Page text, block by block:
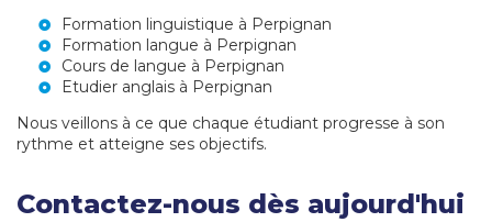
Formation linguistique à Perpignan
Formation langue à Perpignan
Cours de langue à Perpignan
Etudier anglais à Perpignan
Nous veillons à ce que chaque étudiant progresse à son
rythme et atteigne ses objectifs.
Contactez-nous dès aujourd'hui